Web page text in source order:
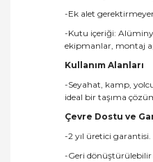
-Ek alet
-Kutu içeriği:
ekipmanlar, montaj
Kullanım Alanları
-Seyahat, kamp,
ideal bir taşıma
Çevre Dostu ve
-2 yıl üretici garantisi.
-Geri